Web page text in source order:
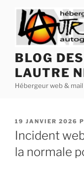
contenu
principal
BLOG
LAUTRE
Hébergeur web &
PUBLIÉ
LE
19 JANVIER 2026
Incident
la normale